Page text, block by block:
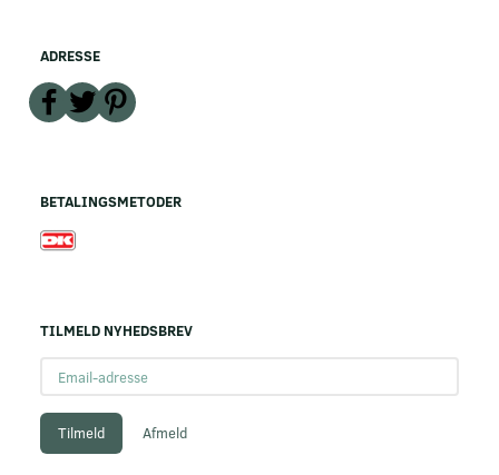
ADRESSE
BETALINGSMETODER
TILMELD NYHEDSBREV
adresse
Tilmeld Afmeld